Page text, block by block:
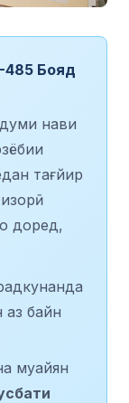
485 Бояд
нави
тағйир
доред,
байн
муайян